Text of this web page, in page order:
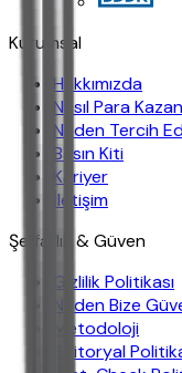
Kurumsal
Hakkımızda
Nasıl Para
Neden Tercih
Basın Kiti
Kariyer
İletişim
Şeffaflık & Güven
Gizlilik Politikası
Neden Bize
Metodoloji
Editoryal